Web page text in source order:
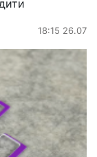
18:15 26.07